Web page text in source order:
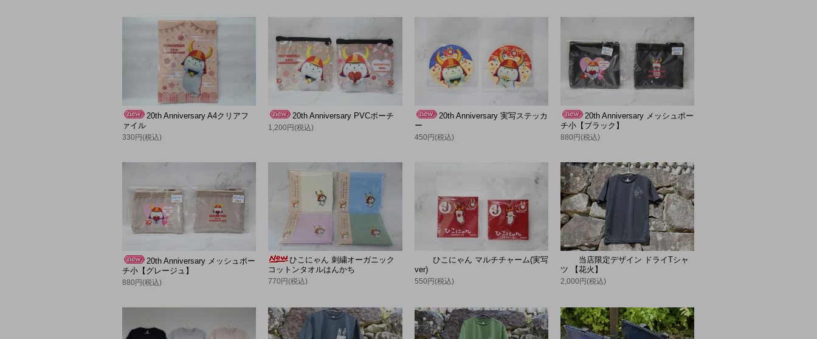
20th Anniversary A4クリアフ
ァイル
330円(税込)
20th Anniversary PVCポーチ
1,200円(税込)
20th Anniversary 実写ステッカ
ー
450円(税込)
20th Anniversary メッシュポー
チ小【ブラック】
880円(税込)
20th Anniversary メッシュポー
チ小【グレージュ】
880円(税込)
ひこにゃん 刺繍オーガニック
コットンタオルはんかち
770円(税込)
ひこにゃん マルチチャーム(実写
ver)
550円(税込)
当店限定デザイン ドライTシャ
ツ 【花火】
2,000円(税込)